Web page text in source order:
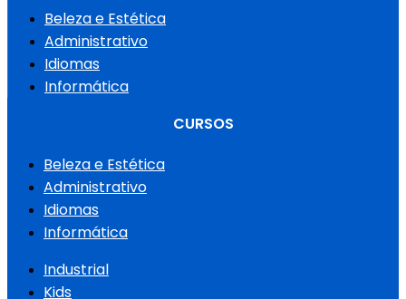
Beleza e Estética
Administrativo
Idiomas
Informática
CURSOS
Beleza e Estética
Administrativo
Idiomas
Informática
Industrial
Kids